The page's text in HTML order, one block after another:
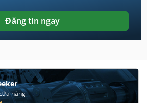
Đăng tin ngay
hàng